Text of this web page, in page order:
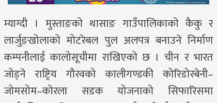
म्याग्दी । मुस्ताङको थासाङ गाउँपालिकाको कैकु र
लार्जुङखोलाको मोटरेबल पुल अलपत्र बनाउने निर्माण
कम्पनीलाई कालोसूचीमा राखिएको छ । चीन र भारत
जोड्ने राष्ट्रिय गौरवको कालीगण्डकी कोरिडोरबेनी–
जोमसोम–कोरला सडक योजनाको सिफारिसमा